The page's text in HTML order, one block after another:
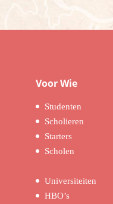
Voor Wie
Studenten
Scholieren
Starters
Scholen
Universiteiten
HBO’s